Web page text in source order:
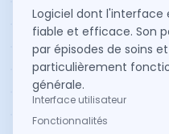
Logiciel dont l'interface
fiable et efficace. Son
par épisodes de soins
particulièrement
générale.
Interface utilisateur
Fonctionnalités